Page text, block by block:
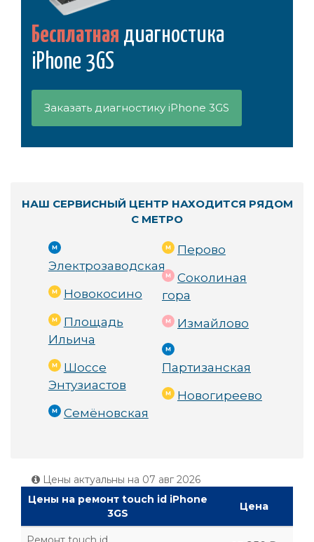
Бесплатная диагностика
iPhone 3GS
Заказать диагностику iPhone 3GS
НАШ СЕРВИСНЫЙ ЦЕНТР НАХОДИТСЯ РЯДОМ
С МЕТРО
Электрозаводская
Новокосино
Площадь
Ильича
Шоссе
Энтузиастов
Семёновская
Перово
Соколиная
гора
Измайлово
Партизанская
Новогиреево
Цены актуальны на 07 авг 2026
Цены на ремонт touch id iPhone
3GS
Цена